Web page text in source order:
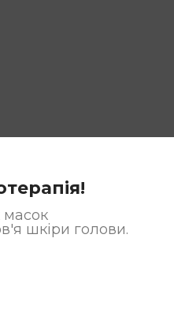
масок
шкіри голови.